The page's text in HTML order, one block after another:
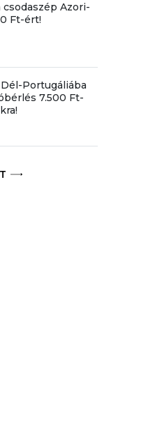
csodaszép Azori-
Ft-ért!
Portugáliába
7.500 Ft-